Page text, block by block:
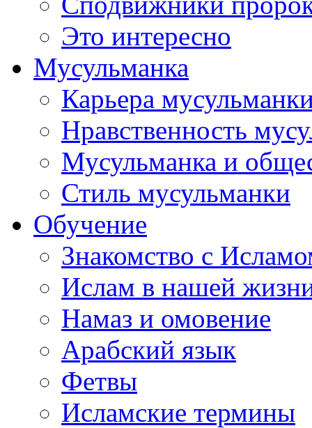
Это интересно
Мусульманка
Карьера
Нравственность
Мусульманка и
Стиль мусульманки
Обучение
Знакомство с
Ислам в нашей
Намаз и омовение
Арабский язык
Фетвы
Исламские термины